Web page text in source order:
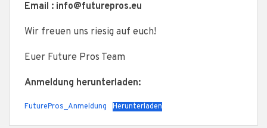
Email : info@futurepros.eu
Wir freuen uns riesig auf euch!
Euer Future Pros Team
Anmeldung herunterladen:
FuturePros_Anmeldung Herunterladen